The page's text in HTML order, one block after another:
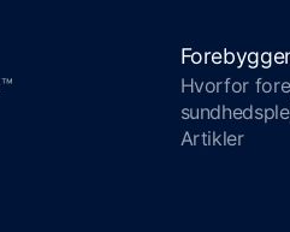
Hvorfor
Artikler